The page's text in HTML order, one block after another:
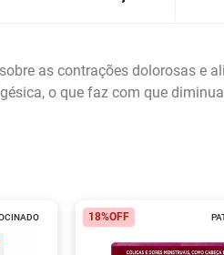
as contrações dolorosas e
o que faz com que
18%OFF